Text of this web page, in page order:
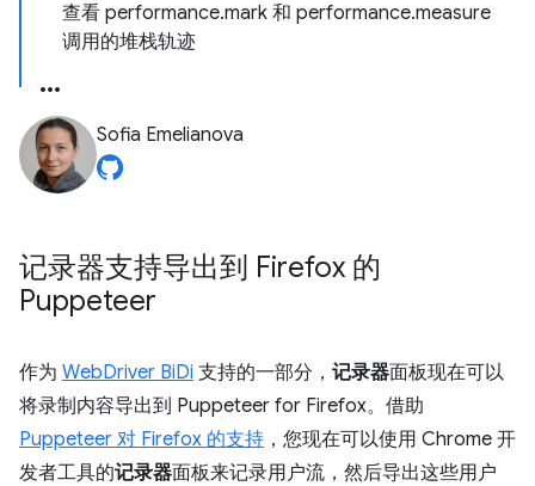
查看 performance.mark 和 performance.measure
调用的堆栈轨迹
Sofia Emelianova
记录器支持导出到 Firefox 的
Puppeteer
作为 WebDriver BiDi 支持的一部分， 记录器面板现在可以
将录制内容导出到 Puppeteer for Firefox。借助
Puppeteer 对 Firefox 的支持 ，您现在可以使用 Chrome 开
发者工具的记录器面板来记录用户流，然后导出这些用户